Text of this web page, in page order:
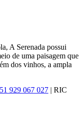
A Serenada possui
de uma paisagem que
dos vinhos, a ampla
929 067 027 | RIC